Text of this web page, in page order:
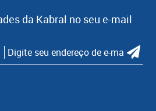
da Kabral no seu e-mail